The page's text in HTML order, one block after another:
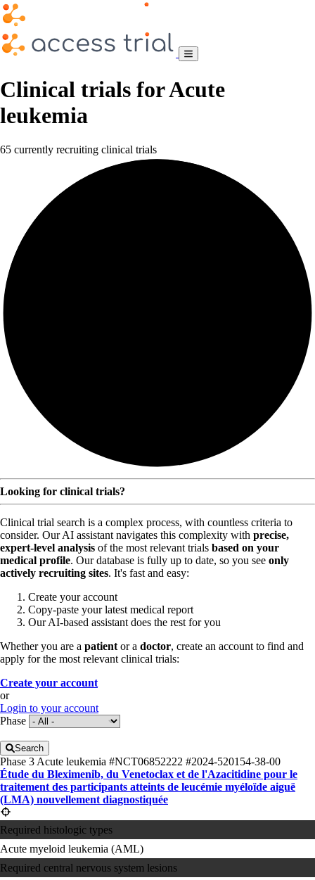
Clinical trials for Acute
leukemia
65 currently recruiting clinical trials
Looking for clinical trials?
Clinical trial search is a complex process, with countless criteria to
consider. Our AI assistant navigates this complexity with precise,
expert-level analysis of the most relevant trials based on your
medical profile. Our database is fully up to date, so you see only
actively recruiting sites. It's fast and easy:
Create your account
Copy-paste your latest medical report
Our AI-based assistant does the rest for you
Whether you are a patientor a doctor, create an account to find and
apply for the most relevant clinical trials:
Create your account
or
Login to your account
Phase
Search
Phase 3Acute leukemia #NCT06852222 #2024-520154-38-00
Étude du Bleximenib, du Venetoclax et de l'Azacitidine pour le
traitement des participants atteints de leucémie myéloïde aiguë
(LMA) nouvellement diagnostiquée
Required histologic types
Acute myeloid leukemia (AML)
Required central nervous system lesions